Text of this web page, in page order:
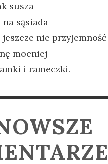
susza
sąsiada
nie przyjemność
mocniej
i rameczki.